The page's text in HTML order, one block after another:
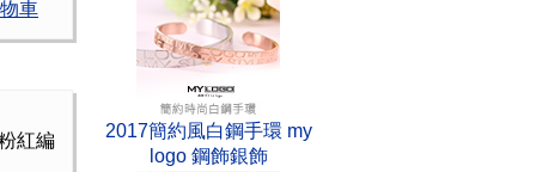
車
紅編
2017簡約風白鋼手環 my
logo 鋼飾銀飾